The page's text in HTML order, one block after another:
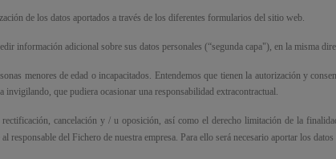
de los datos aportados a través de los diferentes formularios del sitio web.
información adicional sobre sus datos personales (“segunda capa"), en la misma
menores de edad o incapacitados. Entendemos que tienen la autorización y
que pudiera ocasionar una responsabilidad extracontractual.
cancelación y / u oposición, así como el derecho limitación de la
responsable del Fichero de nuestra empresa. Para ello será necesario aportar los